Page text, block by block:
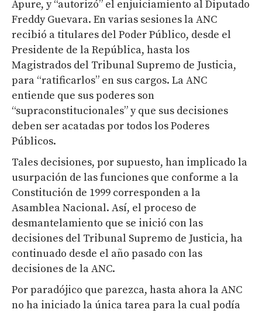
Apure, y “autorizó” el enjuiciamiento al Diputado
Freddy Guevara. En varias sesiones la ANC
recibió a titulares del Poder Público, desde el
Presidente de la República, hasta los
Magistrados del Tribunal Supremo de Justicia,
para “ratificarlos” en sus cargos. La ANC
entiende que sus poderes son
“supraconstitucionales” y que sus decisiones
deben ser acatadas por todos los Poderes
Públicos.
Tales decisiones, por supuesto, han implicado la
usurpación de las funciones que conforme a la
Constitución de 1999 corresponden a la
Asamblea Nacional. Así, el proceso de
desmantelamiento que se inició con las
decisiones del Tribunal Supremo de Justicia, ha
continuado desde el año pasado con las
decisiones de la ANC.
Por paradójico que parezca, hasta ahora la ANC
no ha iniciado la única tarea para la cual podía